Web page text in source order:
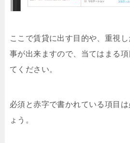
ここで賃貸に出す目的や、重視
事が出来ますので、当てはまる
てください。
必須と赤字で書かれている項目
ょう。